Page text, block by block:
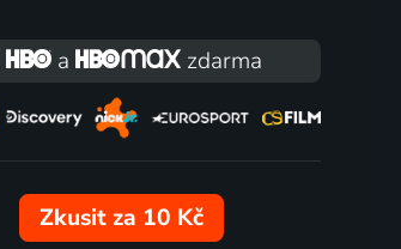
2009 | Čína | Animovaný, Dobrodružný, Fantasy, Rodinný
57
a zdarma
Zkusit za 10 Kč